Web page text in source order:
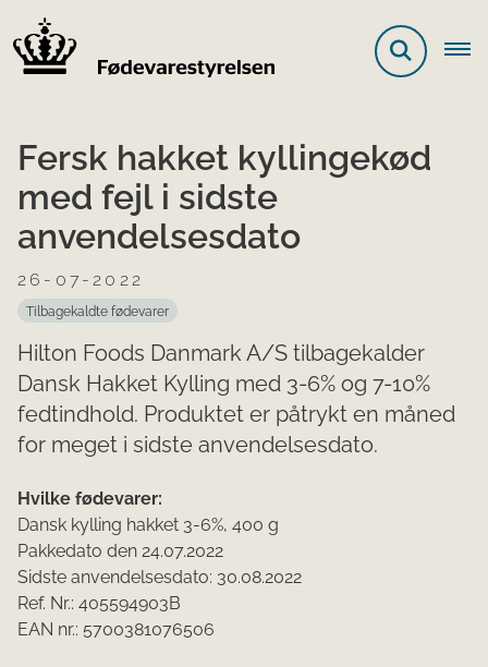
Fersk hakket kyllingekød
med fejl i sidste
anvendelsesdato
26-07-2022
Tilbagekaldte fødevarer
Hilton Foods Danmark A/S tilbagekalder
Dansk Hakket Kylling med 3-6% og 7-10%
fedtindhold. Produktet er påtrykt en måned
for meget i sidste anvendelsesdato.
Hvilke fødevarer:
Dansk kylling hakket 3-6%, 400 g
Pakkedato den 24.07.2022
Sidste anvendelsesdato: 30.08.2022
Ref. Nr.: 405594903B
EAN nr.: 5700381076506